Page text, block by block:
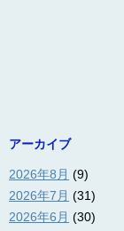
アーカイブ
2026年8月 (9)
2026年7月 (31)
2026年6月 (30)